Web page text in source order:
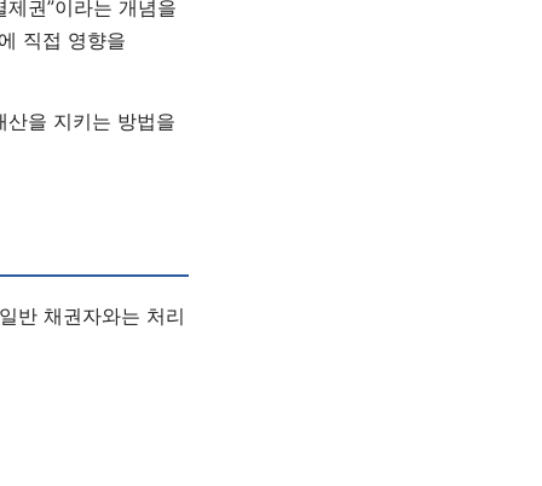
권”이라는 개념을
직접 영향을
을 지키는 방법을
반 채권자와는 처리